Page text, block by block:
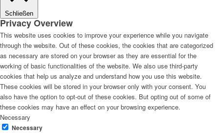
Schließen
Privacy Overview
This website uses cookies to improve your experience while you navigate
through the website. Out of these cookies, the cookies that are categorized
as necessary are stored on your browser as they are essential for the
working of basic functionalities of the website. We also use third-party
cookies that help us analyze and understand how you use this website.
These cookies will be stored in your browser only with your consent. You
also have the option to opt-out of these cookies. But opting out of some of
these cookies may have an effect on your browsing experience.
Necessary
Necessary